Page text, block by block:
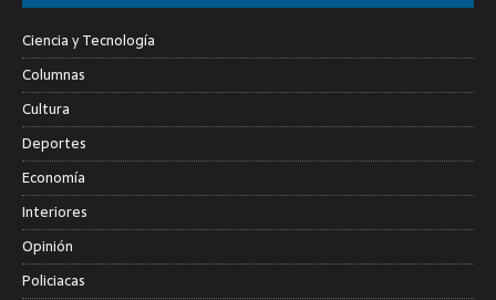
Ciencia y Tecnología
Columnas
Cultura
Deportes
Economía
Interiores
Opinión
Policiacas